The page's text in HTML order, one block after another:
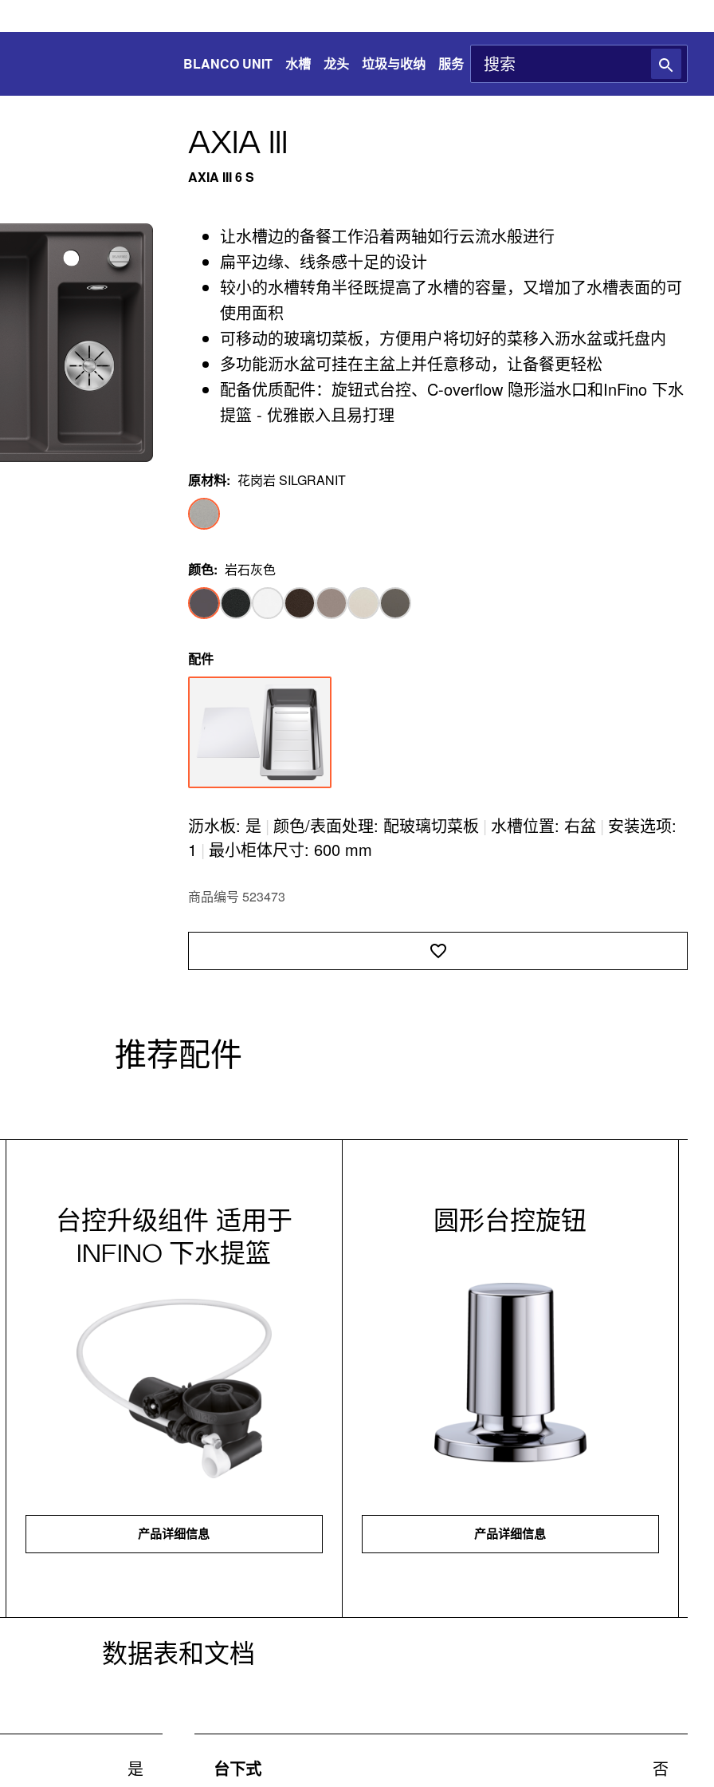
BLANCO UNIT 水槽 龙头 垃圾与收纳 服务
AXIA III
AXIA III 6 S
让水槽边的备餐工作沿着两轴如行云流水般进行
扁平边缘、线条感十足的设计
较小的水槽转角半径既提高了水槽的容量，又增加了水槽表面的可
使用面积
可移动的玻璃切菜板，方便用户将切好的菜移入沥水盆或托盘内
多功能沥水盆可挂在主盆上并任意移动，让备餐更轻松
配备优质配件：旋钮式台控、C-overflow 隐形溢水口和InFino 下水
提篮 - 优雅嵌入且易打理
原材料: 花岗岩 SILGRANIT
颜色: 岩石灰色
配件
沥水板: 是 | 颜色/表面处理: 配玻璃切菜板 | 水槽位置: 右盆 | 安装选项:
1 | 最小柜体尺寸: 600 mm
商品编号 523473
推荐配件
台控升级组件 适用于
INFINO 下水提篮
产品详细信息
圆形台控旋钮
产品详细信息
数据表和文档
是 台下式 否